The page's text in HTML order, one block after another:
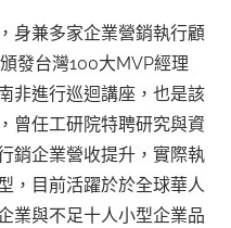
身兼多家企業營銷執行顧
發台灣100大MVP經理
非進行巡迴講座，也是該
曾任工研院特聘研究與資
銷企業營收提升，實際執
，目前活躍於於全球華人
業與不足十人小型企業品